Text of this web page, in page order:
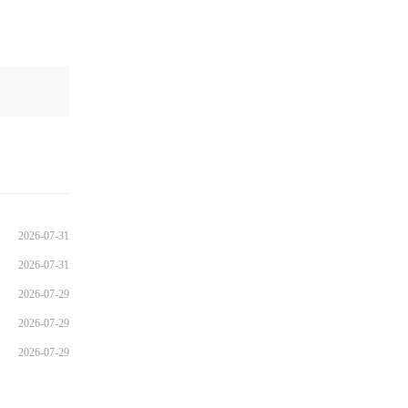
2026-07-31
2026-07-31
2026-07-29
2026-07-29
2026-07-29